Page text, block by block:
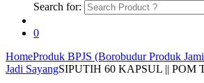
Search for:
0
HomeProduk BPJS (Borobudur Produk
Jadi SayangSIPUTIH 60 KAPSUL || POM